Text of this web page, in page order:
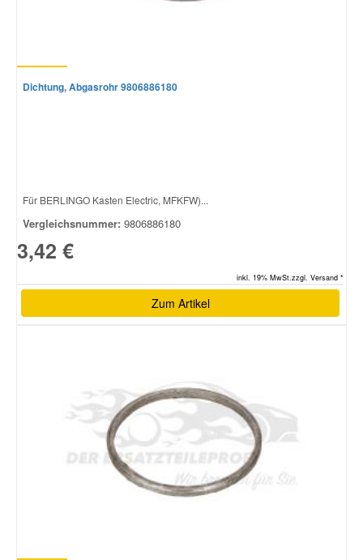
Dichtung, Abgasrohr 9806886180
Für BERLINGO Kasten Electric, MFKFW)...
Vergleichsnummer: 9806886180
3,42 €
inkl. 19% MwSt.zzgl. Versand *
Zum Artikel